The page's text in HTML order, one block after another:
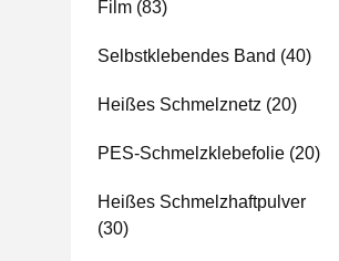
Film (83)
Selbstklebendes Band (40)
Heißes Schmelznetz (20)
PES-Schmelzklebefolie (20)
Heißes Schmelzhaftpulver
(30)